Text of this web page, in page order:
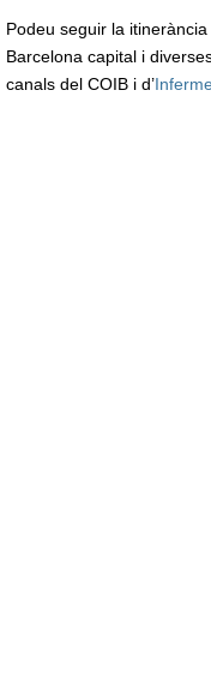
Podeu seguir la
Barcelona capital i
canals del COIB i d’